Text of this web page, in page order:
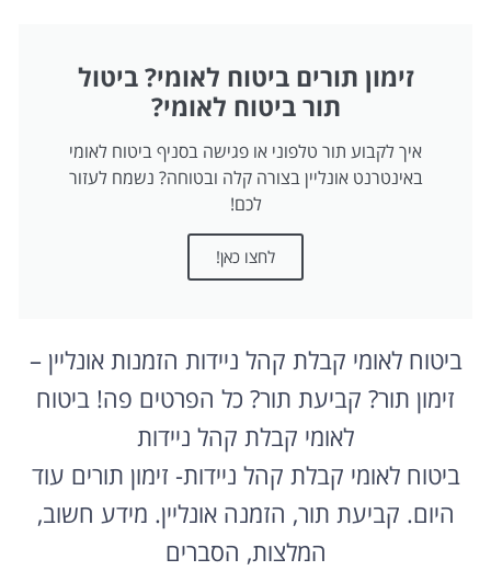
זימון תורים ביטוח לאומי? ביטול
תור ביטוח לאומי?
איך לקבוע תור טלפוני או פגישה בסניף ביטוח לאומי
באינטרנט אונליין בצורה קלה ובטוחה? נשמח לעזור
לכם!
לחצו כאן!
ביטוח לאומי קבלת קהל ניידות הזמנות אונליין –
זימון תור? קביעת תור? כל הפרטים פה! ביטוח
לאומי קבלת קהל ניידות
ביטוח לאומי קבלת קהל ניידות- זימון תורים עוד
היום. קביעת תור, הזמנה אונליין. מידע חשוב,
המלצות, הסברים